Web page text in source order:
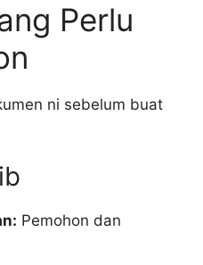
Perlu
ni sebelum buat
Pemohon dan